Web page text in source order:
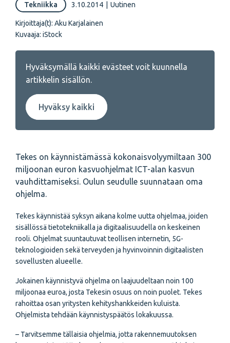
Tekniikka 3.10.2014 Uutinen
Kirjoittaja(t): Aku Karjalainen
Kuvaaja: iStock
Hyväksymällä kaikki evästeet voit kuunnella
artikkelin sisällön.
Hyväksy kaikki
Tekes on käynnistämässä kokonaisvolyymiltaan 300
miljoonan euron kasvuohjelmat ICT-alan kasvun
vauhdittamiseksi. Oulun seudulle suunnataan oma
ohjelma.
Tekes käynnistää syksyn aikana kolme uutta ohjelmaa, joiden
sisällössä tietotekniikalla ja digitaalisuudella on keskeinen
rooli. Ohjelmat suuntautuvat teollisen internetin, 5G-
teknologioiden sekä terveyden ja hyvinvoinnin digitaalisten
sovellusten alueelle.
Jokainen käynnistyvä ohjelma on laajuudeltaan noin 100
miljoonaa euroa, josta Tekesin osuus on noin puolet. Tekes
rahoittaa osan yritysten kehityshankkeiden kuluista.
Ohjelmista tehdään käynnistyspäätös lokakuussa.
– Tarvitsemme tällaisia ohjelmia, jotta rakennemuutoksen